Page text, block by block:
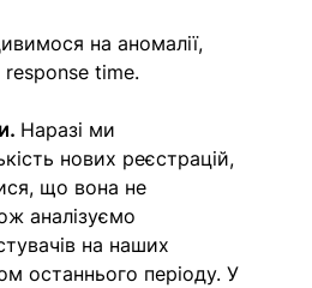
на аномалії,
response time.
Наразі ми
нових реєстрацій,
що вона не
аналізуємо
на наших
останнього періоду. У